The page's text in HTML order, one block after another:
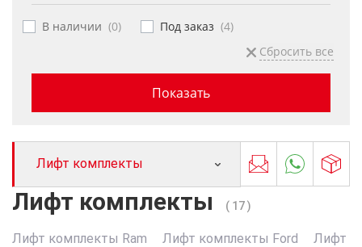
В наличии (0) Под заказ (4)
Лифт комплекты
Лифт комплекты ( 17 )
Лифт комплекты Ram Лифт комплекты Ford
Лифт